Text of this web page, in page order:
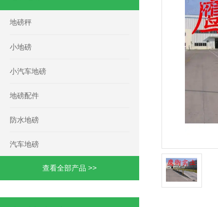
地磅秤
小地磅
小汽车地磅
地磅配件
防水地磅
汽车地磅
查看全部产品 >>